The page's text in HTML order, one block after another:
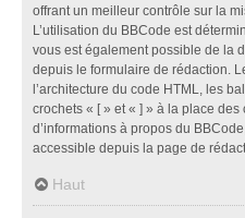
offrant un meilleur contrôle sur la
L’utilisation du BBCode est
vous est également possible de la
depuis le formulaire de rédaction.
l’architecture du code HTML, les
crochets « [ » et « ] » à la place
d’informations à propos du
accessible depuis la page de
Haut